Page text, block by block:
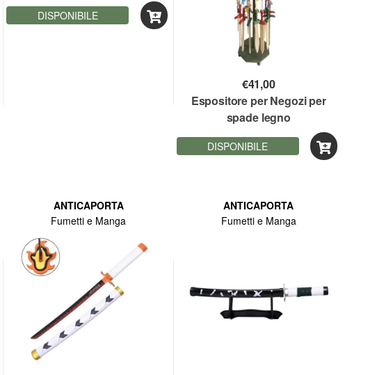
DISPONIBILE
€41,00
Espositore per Negozi per
spade legno
DISPONIBILE
ANTICAPORTA
Fumetti e Manga
ANTICAPORTA
Fumetti e Manga